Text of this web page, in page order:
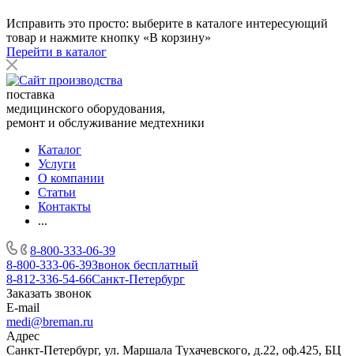
Исправить это просто: выберите в каталоге интересующий
товар и нажмите кнопку «В корзину»
Перейти в каталог
поставка
медицинского оборудования,
ремонт и обслуживание медтехники
Каталог
Услуги
О компании
Статьи
Контакты
...
8-800-333-06-39
8-800-333-06-39Звонок бесплатный
8-812-336-54-66Санкт-Петербург
Заказать звонок
E-mail
medi@breman.ru
Адрес
Санкт-Петербург, ул. Маршала Тухачевского, д.22, оф.425, БЦ